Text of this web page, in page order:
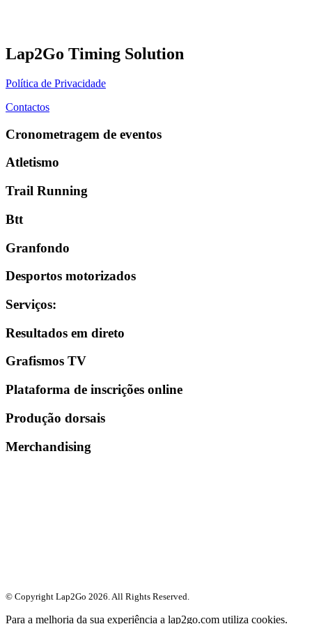
Lap2Go Timing Solution
Política de Privacidade
Contactos
Cronometragem de eventos
Atletismo
Trail Running
Btt
Granfondo
Desportos motorizados
Serviços:
Resultados em direto
Grafismos TV
Plataforma de inscrições online
Produção dorsais
Merchandising
© Copyright Lap2Go 2026. All Rights Reserved.
Para a melhoria da sua experiência a lap2go.com utiliza cookies.